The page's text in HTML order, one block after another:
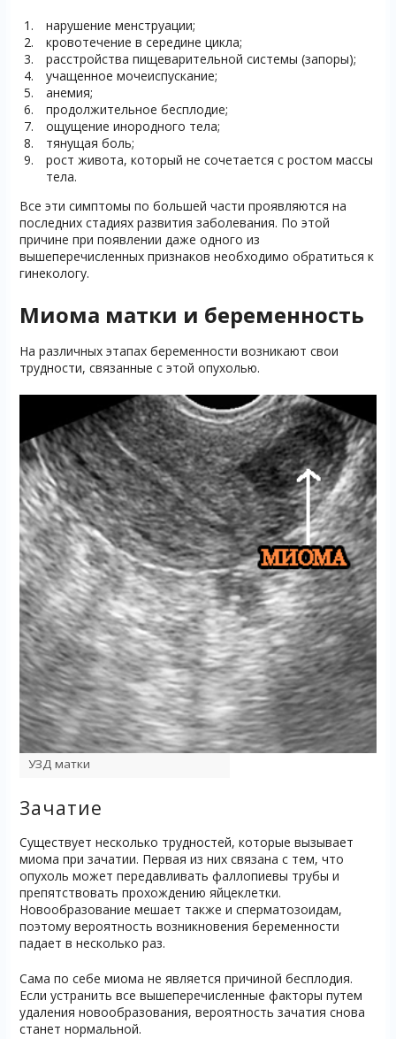
нарушение менструации;
кровотечение в середине цикла;
расстройства пищеварительной системы (запоры);
учащенное мочеиспускание;
анемия;
продолжительное бесплодие;
ощущение инородного тела;
тянущая боль;
рост живота, который не сочетается с ростом массы
тела.
Все эти симптомы по большей части проявляются на
последних стадиях развития заболевания. По этой
причине при появлении даже одного из
вышеперечисленных признаков необходимо обратиться к
гинекологу.
Миома матки и беременность
На различных этапах беременности возникают свои
трудности, связанные с этой опухолью.
УЗД матки
Зачатие
Существует несколько трудностей, которые вызывает
миома при зачатии. Первая из них связана с тем, что
опухоль может передавливать фаллопиевы трубы и
препятствовать прохождению яйцеклетки.
Новообразование мешает также и сперматозоидам,
поэтому вероятность возникновения беременности
падает в несколько раз.
Сама по себе миома не является причиной бесплодия.
Если устранить все вышеперечисленные факторы путем
удаления новообразования, вероятность зачатия снова
станет нормальной.